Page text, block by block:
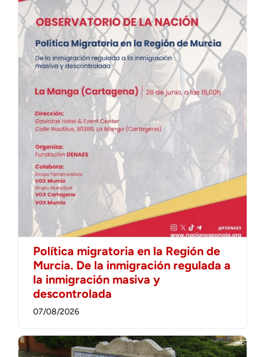
Política migratoria en la Región de
Murcia. De la inmigración regulada a
la inmigración masiva y
descontrolada
07/08/2026